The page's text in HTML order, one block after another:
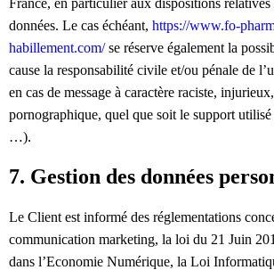
données. Le cas échéant, https://www.fo-
habillement.com/se réserve également la
cause la responsabilité civile et/ou pénale de
en cas de message à caractère raciste,
pornographique, quel que soit le support
…).
7. Gestion des données
Le Client est informé des réglementations
communication marketing, la loi du 21 Juin
dans l’Economie Numérique, la Loi